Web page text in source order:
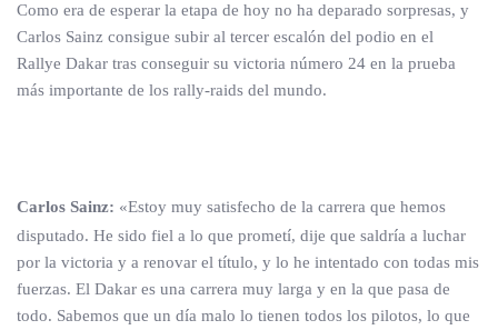
Como era de esperar la etapa de hoy no ha deparado sorpresas, y
Carlos Sainz consigue subir al tercer escalón del podio en el
Rallye Dakar tras conseguir su victoria número 24 en la prueba
más importante de los rally-raids del mundo.
Carlos Sainz: «Estoy muy satisfecho de la carrera que hemos
disputado. He sido fiel a lo que prometí, dije que saldría a luchar
por la victoria y a renovar el título, y lo he intentado con todas mis
fuerzas. El Dakar es una carrera muy larga y en la que pasa de
todo. Sabemos que un día malo lo tienen todos los pilotos, lo que